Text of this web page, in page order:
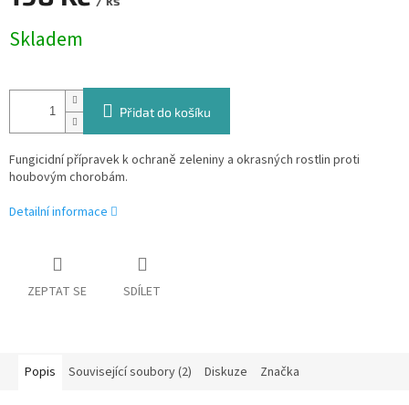
cena:
Skladem
Přidat do košíku
Fungicidní přípravek k ochraně zeleniny a okrasných rostlin proti
houbovým chorobám.
Detailní informace
ZEPTAT SE SDÍLET
Popis Související soubory (2) Diskuze Značka